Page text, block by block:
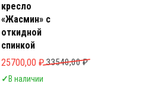
23100,00 ₽.
кресло
«Жасмин» с
откидной
спинкой
33540,00₽
Первоначальная цена составляла
25700,00 ₽
Текущая цена: 25700,00 ₽.
✓ В наличии